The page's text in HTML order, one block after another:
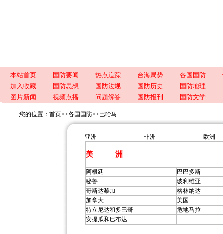
本站首页 国防要闻 热点追踪 台海局势 各国国防
加入收藏
国防思想 国防法规 国防历史 国防地理
图片新闻
视频点播 问题解答 国防报刊 国防文学
您的位置： 首页>>各国国防>> 巴哈马
亚洲 非洲 欧洲
美 洲
阿根廷
巴巴多斯
秘鲁
玻利维亚
哥斯达黎加
格林纳达
加拿大
美国
特立尼达和多巴哥
危地马拉
安提瓜和巴布达